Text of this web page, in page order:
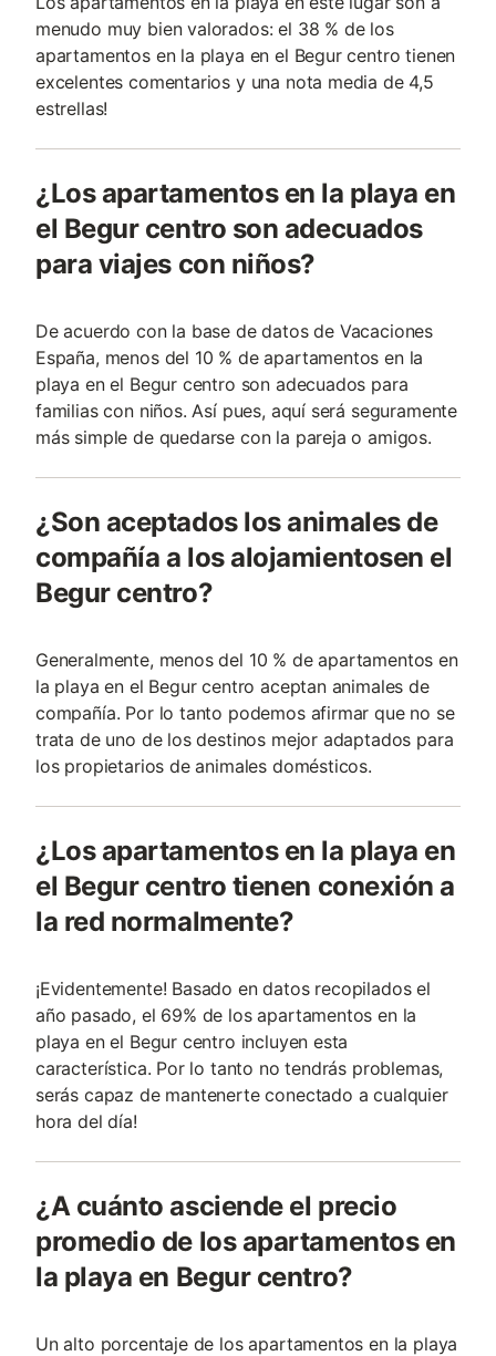
menudo muy bien valorados: el 38 % de los
apartamentos en la playa en el Begur centro tienen
excelentes comentarios y una nota media de 4,5
estrellas!
¿Los apartamentos en la playa en
el Begur centro son adecuados
para viajes con niños?
De acuerdo con la base de datos de Vacaciones
España, menos del 10 % de apartamentos en la
playa en el Begur centro son adecuados para
familias con niños. Así pues, aquí será seguramente
más simple de quedarse con la pareja o amigos.
¿Son aceptados los animales de
compañía a los alojamientosen el
Begur centro?
Generalmente, menos del 10 % de apartamentos en
la playa en el Begur centro aceptan animales de
compañía. Por lo tanto podemos afirmar que no se
trata de uno de los destinos mejor adaptados para
los propietarios de animales domésticos.
¿Los apartamentos en la playa en
el Begur centro tienen conexión a
la red normalmente?
¡Evidentemente! Basado en datos recopilados el
año pasado, el 69% de los apartamentos en la
playa en el Begur centro incluyen esta
característica. Por lo tanto no tendrás problemas,
serás capaz de mantenerte conectado a cualquier
hora del día!
¿A cuánto asciende el precio
promedio de los apartamentos en
la playa en Begur centro?
Un alto porcentaje de los apartamentos en la playa